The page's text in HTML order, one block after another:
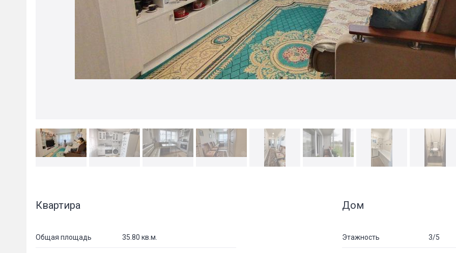
Квартира
Общая площадь 35.80 кв.м.
Дом
Этажность 3/5